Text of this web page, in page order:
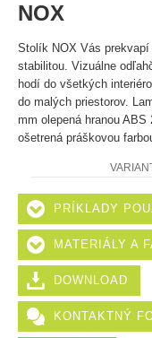
NOX
Stolík NOX Vás
stabilitou. Vizuálne
hodí do všetkých
do malých priestorov.
mm olepená hranou
ošetrená práškovou
PRÍKLADY
MATERIÁLY A
DOWNLOAD
KONTAKTNÝ